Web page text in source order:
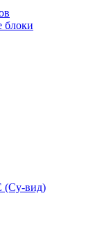
блоки
(Су-вид)